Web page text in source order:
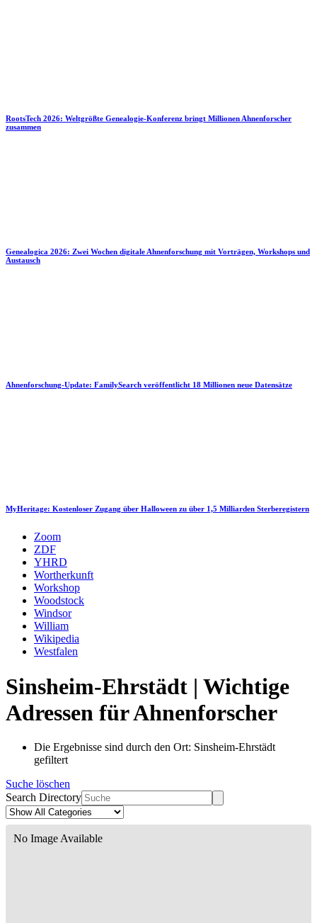
RootsTech 2026: Weltgrößte Genealogie-Konferenz bringt Millionen Ahnenforscher
zusammen
Genealogica 2026: Zwei Wochen digitale Ahnenforschung mit Vorträgen, Workshops und
Austausch
Ahnenforschung-Update: FamilySearch veröffentlicht 18 Millionen neue Datensätze
MyHeritage: Kostenloser Zugang über Halloween zu über 1,5 Milliarden Sterberegistern
Zoom
ZDF
YHRD
Wortherkunft
Workshop
Woodstock
Windsor
William
Wikipedia
Westfalen
Sinsheim-Ehrstädt | Wichtige
Adressen für Ahnenforscher
Die Ergebnisse sind durch den Ort: Sinsheim-Ehrstädt
gefiltert
Suche löschen
Search Directory
No Image Available